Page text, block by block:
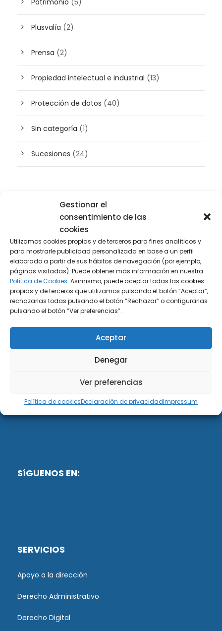
Gestionar el
consentimiento de las
cookies
Utilizamos cookies propias y de terceros para fines analíticos y
para mostrarle publicidad personalizada en base a un perfil
elaborado a partir de sus hábitos de navegación (por ejemplo,
páginas visitadas). Puede obtener más información en nuestra
Política de Cookies. Asimismo, puede aceptar todas las cookies
propias y de terceros que utilizamos pulsando el botón “Aceptar”,
rechazarlas todas pulsando el botón “Rechazar” o configurarlas
pulsando el botón “Ver preferencias”.
Aceptar
Denegar
Ver preferencias
Política de cookiesDeclaración de privacidadImpressum
Patrimonio (5)
Plusvalía (2)
Prensa (2)
Propiedad intelectual e industrial (13)
Protección de datos (40)
Sin categoría (1)
Sucesiones (24)
Buscador de artículos
DiG ABOGADOS
DiG Abogados es un despacho de abogados
multidisciplinar especializado en las materias de
fiscalidad y mercantil. Llevamos más de 50 años al
SíGUENOS EN:
SERVICIOS
Apoyo a la dirección
Derecho Administrativo
Derecho Digital